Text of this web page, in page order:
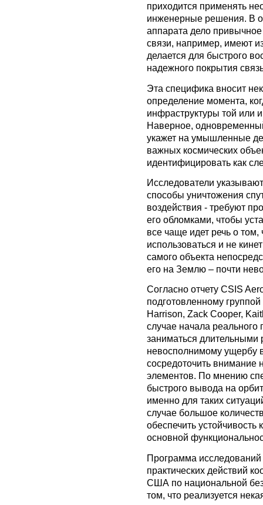
приходится применять
инженерные решения. В
аппарата дело привычное
связи, например, имеют
делается для быстрого
надежного покрытия
Эта специфика вносит
определение момента,
инфраструктуры той или
Наверное,
укажет на умышленные
важных космических
идентифицировать как
Исследователи
способы уничтожения
воздействия - требуют
его обломками, чтобы
все чаще идет речь о том,
использоваться и не
самого объекта
его на Землю – почти
Согласно отчету CSIS
подготовленному
Harrison, Zack Cooper,
случае начала реального
заниматься длительными
невосполнимому ущербу
сосредоточить внимание
элементов. По мнению
быстрого вывода на
именно для таких
случае большое
обеспечить устойчивость
основной
Программа
практических действий
США по национальной
том, что реализуется